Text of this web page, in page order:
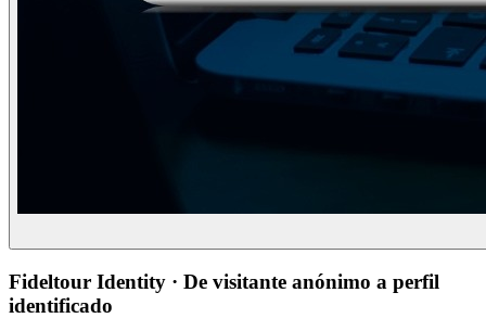
Fideltour Identity · De visitante anónimo a perfil
identificado